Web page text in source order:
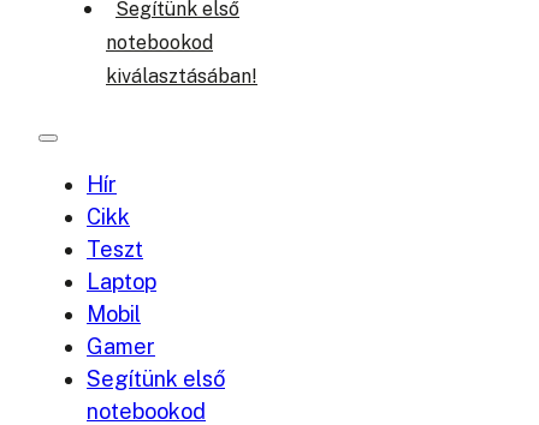
Segítünk első
notebookod
kiválasztásában!
Hír
Cikk
Teszt
Laptop
Mobil
Gamer
Segítünk első
notebookod